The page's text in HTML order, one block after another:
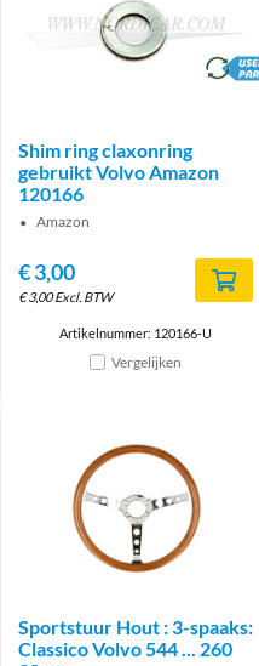
brand
Shim ring claxonring
gebruikt Volvo Amazon
120166
Amazon
€3,00
€3,00 Excl. BTW
Artikelnummer: 120166-U
Vergelijken
Sportstuur Hout : 3-spaaks:
Classico Volvo 544 ... 260